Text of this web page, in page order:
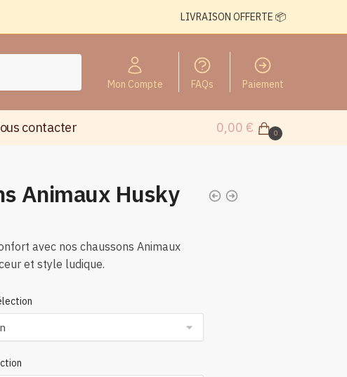
LIVRAISON OFFERTE 📦
Mon Compte FAQs Paiement
contacter 0,00 € 0
Animaux Husky
avec nos chaussons Animaux
et style ludique.